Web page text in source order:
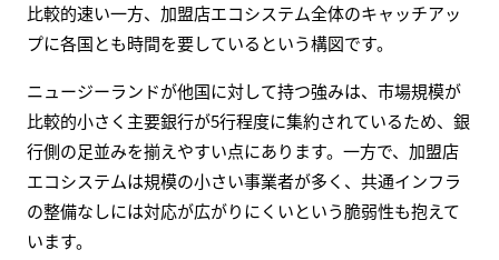
比較的速い一方、加盟店エコシステム全体のキャッチアッ
プに各国とも時間を要しているという構図です。
ニュージーランドが他国に対して持つ強みは、市場規模が
比較的小さく主要銀行が5行程度に集約されているため、銀
行側の足並みを揃えやすい点にあります。一方で、加盟店
エコシステムは規模の小さい事業者が多く、共通インフラ
の整備なしには対応が広がりにくいという脆弱性も抱えて
います。